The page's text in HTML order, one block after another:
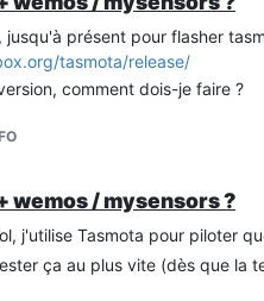
jusqu'à présent pour flasher
tasmota/release/
comment dois-je faire ?
wemos / mysensors ?
j'utilise Tasmota pour piloter
ça au plus vite (dès que la